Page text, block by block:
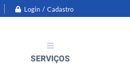
Login / Cadastro
SERVIÇOS